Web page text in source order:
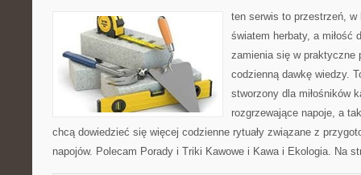
ten serwis to przestrzeń,
światem herbaty, a miłość
zamienia się w praktyczne
codzienną dawkę wiedzy.
stworzony dla miłośników
rozgrzewające napoje, a
chcą dowiedzieć się więcej codzienne rytuały związane z
napojów. Polecam Porady i Triki Kawowe i Kawa i Ekologia. Na